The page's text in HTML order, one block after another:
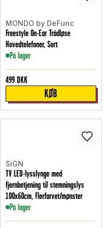
MONDO by DeFunc
Freestyle On-Ear Trådløse
Hovedtelefoner, Sort
På lager
499 DKK
KØB
SiGN
TV LED-lysslynge med
fjernbetjening til stemningslys
100x60cm, Flerfarvet/mønster
På lager